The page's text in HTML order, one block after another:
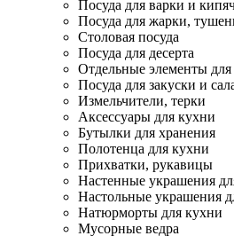
Посуда для варки и
Посуда для жарки,
Столовая посуда
Посуда для десерта
Отдельные элементы для
Посуда для закуски и
Измельчители, терки
Аксессуары для кухни
Бутылки для хранения
Полотенца для кухни
Прихватки, рукавицы
Настенные украшения
Настольные украшения
Натюрморты для кухни
Мусорные ведра